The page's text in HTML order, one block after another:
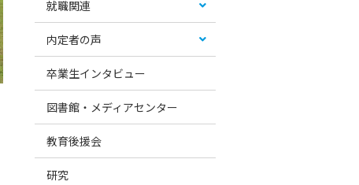
就職関連
内定者の声
卒業生インタビュー
図書館・メディアセンター
教育後援会
研究